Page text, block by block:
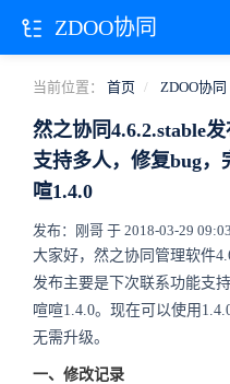
当前位置： 首页 ZDOO协同
然之协同4.6.2.stable
支持多人，修复bug，
喧1.4.0
发布：刚哥 于 2018-03-29
大家好，然之协同管理软件
发布主要是下次联系功能支
喧喧1.4.0。现在可以使用
无需升级。
一、修改记录
ZDOO协同